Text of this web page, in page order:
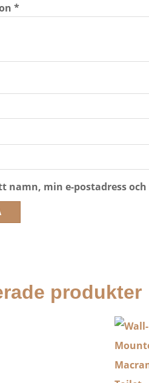
*
namn, min e-postadress
produkter